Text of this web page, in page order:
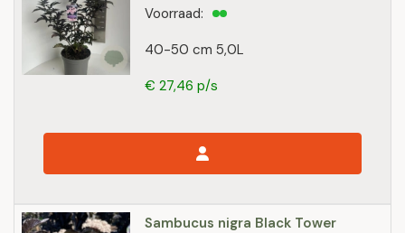
40-50 cm 5,0L
Voorraad:
€ 27,46 p/s
Sambucus nigra Black Tower